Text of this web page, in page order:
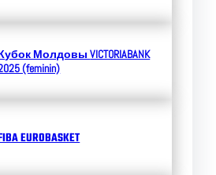
МолдовыVICTORIABANK
(feminin)
EUROBASKET